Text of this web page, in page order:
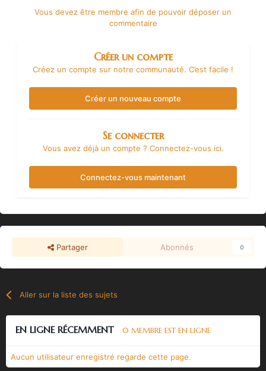
Vous devez être membre afin de pouvoir déposer un
commentaire
Créer un compte
Créez un compte sur notre communauté. C’est facile !
Créer un nouveau compte
Se connecter
Vous avez déjà un compte ? Connectez-vous ici.
Connectez-vous maintenant
Partager Abonnés 0
Aller sur la liste des sujets
EN LIGNE RÉCEMMENT 0 MEMBRE EST EN LIGNE
Aucun utilisateur enregistré regarde cette page.